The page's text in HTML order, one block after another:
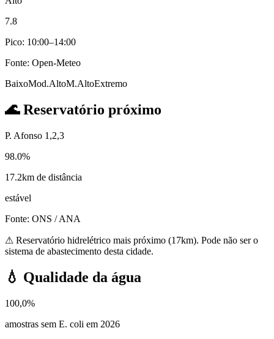
7.8
Pico: 10:00–14:00
Fonte: Open-Meteo
BaixoMod.AltoM.AltoExtremo
🌊Reservatório próximo
P. Afonso 1,2,3
98.0%
17.2km de distância
estável
Fonte: ONS / ANA
⚠ Reservatório hidrelétrico mais próximo (17km). Pode não ser o
sistema de abastecimento desta cidade.
💧 Qualidade da água
100,0%
amostras sem E. coli em 2026